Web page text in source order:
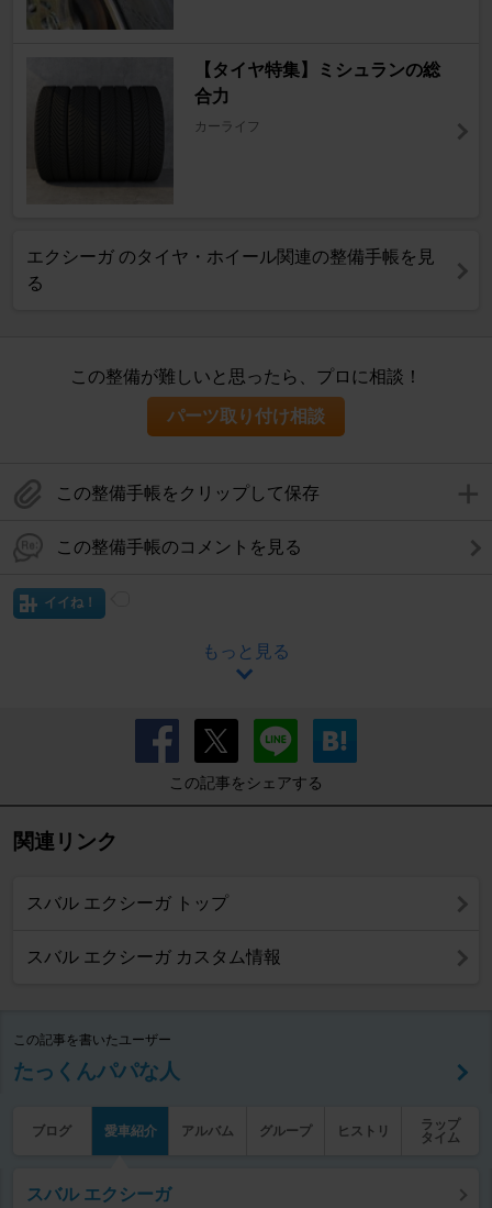
【タイヤ特集】ミシュランの総
合力
カーライフ
エクシーガ のタイヤ・ホイール関連の整備手帳を見
る
この整備が難しいと思ったら、プロに相談！
パーツ取り付け相談
この整備手帳をクリップして保存
この整備手帳のコメントを見る
イイね！
もっと見る
この記事をシェアする
関連リンク
スバル エクシーガ トップ
スバル エクシーガ カスタム情報
この記事を書いたユーザー
たっくんパパな人
ブログ 愛車紹介 アルバム グループ ヒストリ
ラップ
タイム
スバル エクシーガ